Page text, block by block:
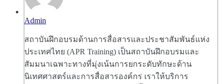
Admin
สถาบันฝึกอบรมด้านการสื่อสารและประชาสัมพันธ์แห่ง
ประเทศไทย (APR Training) เป็นสถาบันฝึกอบรมและ
สัมมนาเฉพาะทางที่มุ่งเน้นการยกระดับทักษะด้าน
นิเทศศาสตร์และการสื่อสารองค์กร เราให้บริการ